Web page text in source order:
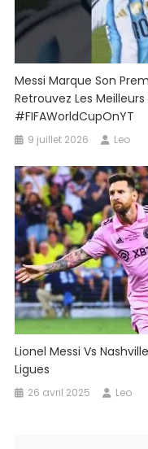
Messi Marque Son
Retrouvez Les
#FIFAWorldCupOnYT
9 juillet 2026 Leo
Lionel Messi Vs
Ligues
26 avril 2025 Leo